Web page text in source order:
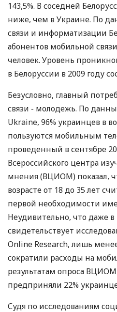
143,5%. В соседней
ниже, чем в Украине. По
связи и информатизации
абонентов мобильной
человек. Уровень
в Белоруссии в 2009 году
Безусловно, главный
связи - молодежь. По
Ukraine, 96% украинцев в
пользуются мобильным
проведенный в сентябре
Всероссийского центра
мнения (ВЦИОМ) показал,
возрасте от 18 до 35 лет
первой необходимости
Неудивительно, что даже в
свидетельствует
Online Research, лишь
сократили расходы на
результатам опроса
предприняли 22%
Судя по исследованиям